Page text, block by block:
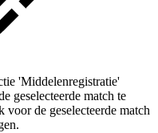
'Middelenregistratie'
geselecteerde match te
de geselecteerde match